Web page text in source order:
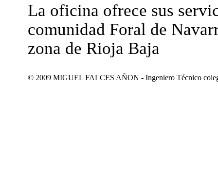
La oficina ofrece sus
comunidad Foral de
zona de Rioja Baja
© 2009 MIGUEL FALCES AÑON - Ingeniero Técnico